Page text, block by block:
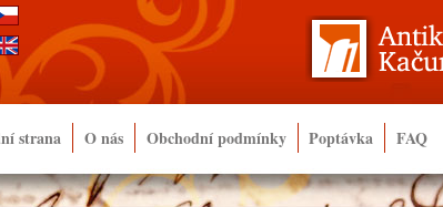
strana O nás Obchodní podmínky Poptávka FAQ